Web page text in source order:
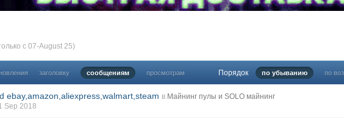
с 07-August 25)
заголовку сообщениям просмотрам Порядок по убыванию по
ebay,amazon,aliexpress,walmart,steam в Майнинг пулы и SOLO майнинг
Sep 2018